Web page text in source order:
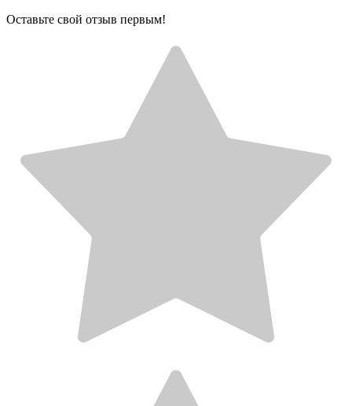
Оставьте свой отзыв первым!